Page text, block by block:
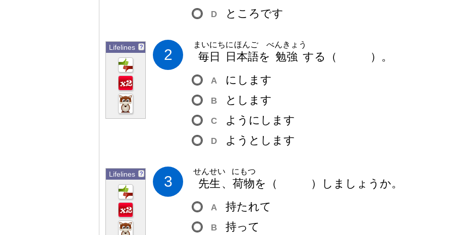
D ところです
Lifelines ? 2 毎日
まいにち
日本語
にほんご
を 勉強
べんきょう
する （ ） 。
A にします
B とします
C ようにします
D ようとします
Lifelines ? 3 先生
せんせい
、 荷物
にもつ
を （ ） しましょうか。
A 持たれて
B 持って